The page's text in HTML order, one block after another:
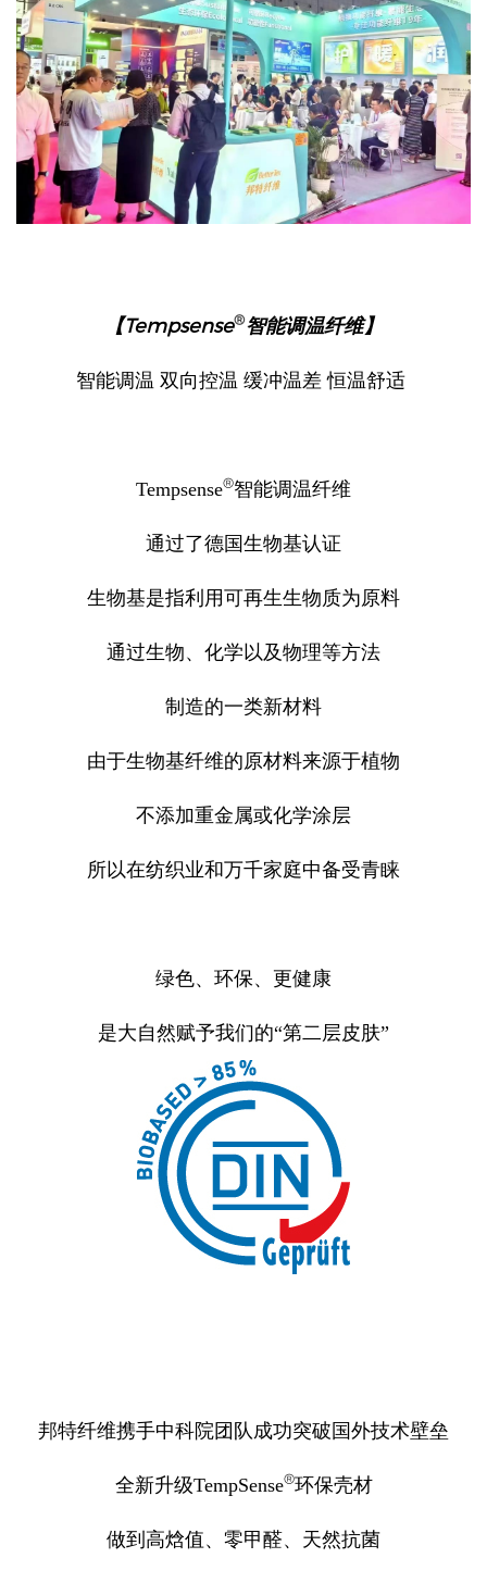
【Tempsense®智能调温纤维】
智能调温 双向控温 缓冲温差 恒温舒适
Tempsense®智能调温纤维
通过了德国生物基认证
生物基是指利用可再生生物质为原料
通过生物、化学以及物理等方法
制造的一类新材料
由于生物基纤维的原材料来源于植物
不添加重金属或化学涂层
所以在纺织业和万千家庭中备受青睐
绿色、环保、更健康
是大自然赋予我们的“第二层皮肤”
邦特纤维携手中科院团队成功突破国外技术壁垒
全新升级TempSense®环保壳材
做到高焓值、零甲醛、天然抗菌